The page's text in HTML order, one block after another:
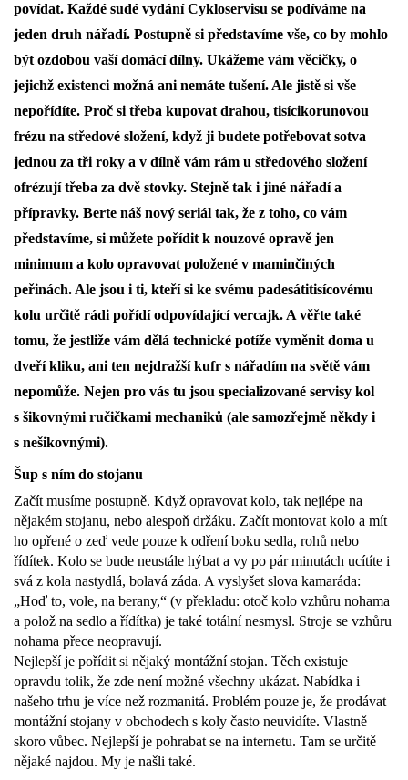
povídat. Každé sudé vydání Cykloservisu se podíváme na
jeden druh nářadí. Postupně si představíme vše, co by mohlo
být ozdobou vaší domácí dílny. Ukážeme vám věcičky, o
jejichž existenci možná ani nemáte tušení. Ale jistě si vše
nepořídíte. Proč si třeba kupovat drahou, tisícikorunovou
frézu na středové složení, když ji budete potřebovat sotva
jednou za tři roky a v dílně vám rám u středového složení
ofrézují třeba za dvě stovky. Stejně tak i jiné nářadí a
přípravky. Berte náš nový seriál tak, že z toho, co vám
představíme, si můžete pořídit k nouzové opravě jen
minimum a kolo opravovat položené v maminčiných
peřinách. Ale jsou i ti, kteří si ke svému padesátitisícovému
kolu určitě rádi pořídí odpovídající vercajk. A věřte také
tomu, že jestliže vám dělá technické potíže vyměnit doma u
dveří kliku, ani ten nejdražší kufr s nářadím na světě vám
nepomůže. Nejen pro vás tu jsou specializované servisy kol
s šikovnými ručičkami mechaniků (ale samozřejmě někdy i
s nešikovnými).
Šup s ním do stojanu
Začít musíme postupně. Když opravovat kolo, tak nejlépe na
nějakém stojanu, nebo alespoň držáku. Začít montovat kolo a mít
ho opřené o zeď vede pouze k odření boku sedla, rohů nebo
řídítek. Kolo se bude neustále hýbat a vy po pár minutách ucítíte i
svá z kola nastydlá, bolavá záda. A vyslyšet slova kamaráda:
„Hoď to, vole, na berany,“ (v překladu: otoč kolo vzhůru nohama
a polož na sedlo a řídítka) je také totální nesmysl. Stroje se vzhůru
nohama přece neopravují.
Nejlepší je pořídit si nějaký montážní stojan. Těch existuje
opravdu tolik, že zde není možné všechny ukázat. Nabídka i
našeho trhu je více než rozmanitá. Problém pouze je, že prodávat
montážní stojany v obchodech s koly často neuvidíte. Vlastně
skoro vůbec. Nejlepší je pohrabat se na internetu. Tam se určitě
nějaké najdou. My je našli také.